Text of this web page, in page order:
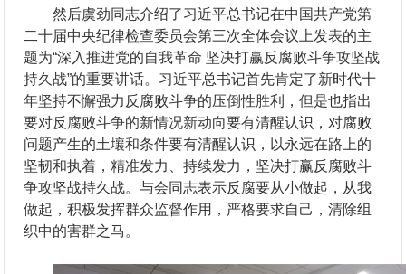
然后虞劲同志介绍了习近平总书记在中国共产党第
二十届中央纪律检查委员会第三次全体会议上发表的主
题为“深入推进党的自我革命 坚决打赢反腐败斗争攻坚战
持久战”的重要讲话。习近平总书记首先肯定了新时代十
年坚持不懈强力反腐败斗争的压倒性胜利，但是也指出
要对反腐败斗争的新情况新动向要有清醒认识，对腐败
问题产生的土壤和条件要有清醒认识，以永远在路上的
坚韧和执着，精准发力、持续发力，坚决打赢反腐败斗
争攻坚战持久战。与会同志表示反腐要从小做起，从我
做起，积极发挥群众监督作用，严格要求自己，清除组
织中的害群之马。